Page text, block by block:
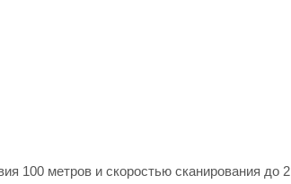
100 метров и скоростью сканирования до 2